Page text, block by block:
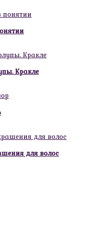
Кракле
для волос